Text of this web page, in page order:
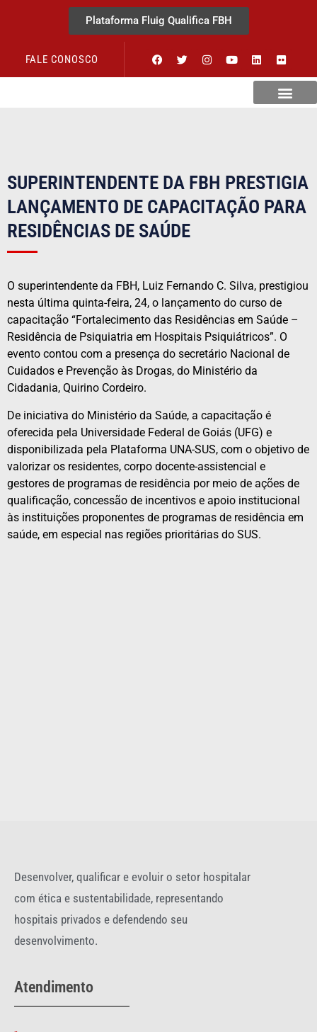
Plataforma Fluig Qualifica FBH
FALE CONOSCO
SUPERINTENDENTE DA FBH PRESTIGIA
LANÇAMENTO DE CAPACITAÇÃO PARA
RESIDÊNCIAS DE SAÚDE
O superintendente da FBH, Luiz Fernando C. Silva, prestigiou
nesta última quinta-feira, 24, o lançamento do curso de
capacitação “Fortalecimento das Residências em Saúde –
Residência de Psiquiatria em Hospitais Psiquiátricos”. O
evento contou com a presença do secretário Nacional de
Cuidados e Prevenção às Drogas, do Ministério da
Cidadania, Quirino Cordeiro.
De iniciativa do Ministério da Saúde, a capacitação é
oferecida pela Universidade Federal de Goiás (UFG) e
disponibilizada pela Plataforma UNA-SUS, com o objetivo de
valorizar os residentes, corpo docente-assistencial e
gestores de programas de residência por meio de ações de
qualificação, concessão de incentivos e apoio institucional
às instituições proponentes de programas de residência em
saúde, em especial nas regiões prioritárias do SUS.
Desenvolver, qualificar e evoluir o setor hospitalar
com ética e sustentabilidade, representando
hospitais privados e defendendo seu
desenvolvimento.
Atendimento